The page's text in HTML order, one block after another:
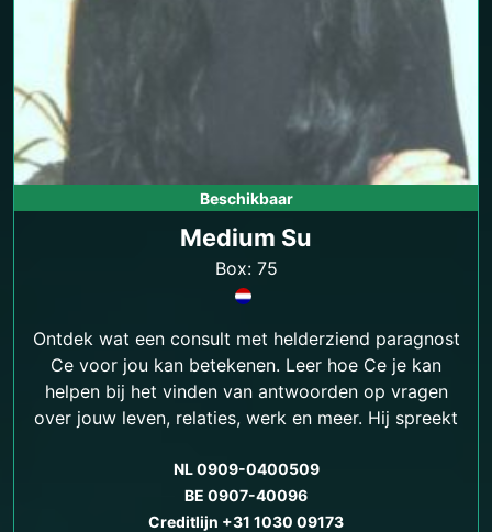
Beschikbaar
Medium Su
Box: 75
Ontdek wat een consult met helderziend paragnost
Ce voor jou kan betekenen. Leer hoe Ce je kan
helpen bij het vinden van antwoorden op vragen
over jouw leven, relaties, werk en meer. Hij spreekt
NL 0909-0400509
BE 0907-40096
Creditlijn +31 1030 09173